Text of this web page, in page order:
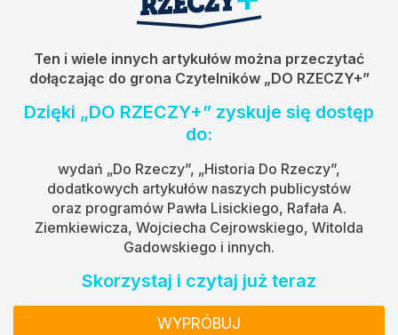
Ten i wiele innych artykułów można przeczytać
dołączając do grona Czytelników „DO RZECZY+”
Dzięki „DO RZECZY+” zyskuje się dostęp
do:
wydań „Do Rzeczy”, „Historia Do Rzeczy”,
dodatkowych artykułów naszych publicystów
oraz programów Pawła Lisickiego, Rafała A.
Ziemkiewicza, Wojciecha Cejrowskiego, Witolda
Gadowskiego i innych.
Skorzystaj i czytaj już teraz
WYPRÓBUJ